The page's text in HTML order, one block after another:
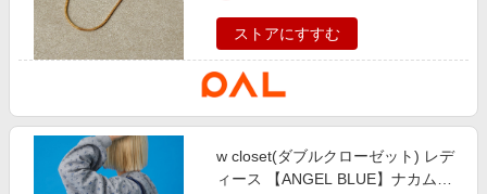
ストアにすすむ
w closet(ダブルクローゼット) レデ
ィース 【ANGEL BLUE】ナカムラ